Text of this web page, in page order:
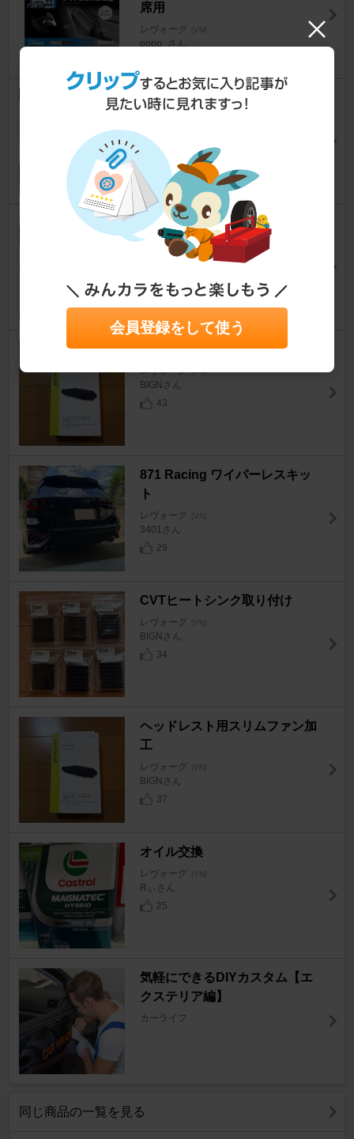
席用
レヴォーグ [VN]
popo_さん
SurLuster ループ パワーショッ
レヴォーグ
stormbringerさん
DS-PRO 黒樹脂無双
レヴォーグ [VN]
WhiteLevo85さん
3COINS Slim fan
レヴォーグ [VN]
BIGNさん
43
871 Racing ワイパーレスキッ
ト
レヴォーグ [VN]
3401さん
29
CVTヒートシンク取り付け
レヴォーグ [VN]
BIGNさん
34
ヘッドレスト用スリムファン加
工
レヴォーグ [VN]
BIGNさん
37
オイル交換
レヴォーグ [VN]
Rぃさん
25
気軽にできるDIYカスタム【エ
クステリア編】
カーライフ
同じ商品の一覧を見る
会員登録をして使う